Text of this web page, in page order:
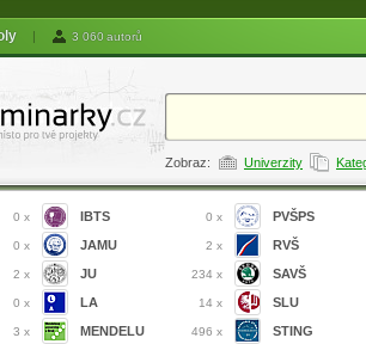
| 3 060 autorů
Zobraz: Univerzity
0 x
0 x
2 x
0 x
3 x
IBTS 0 x
JAMU 2 x
JU 234 x
LA 14 x
MENDELU 496 x
PVŠPS
RVŠ
SAVŠ
SLU
STING